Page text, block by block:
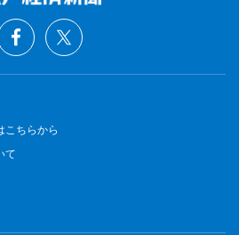
こちらから
て